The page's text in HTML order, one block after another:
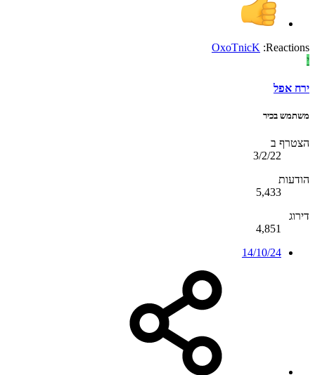
Reactions:
OxoTnicK
י
ירח אפל
משתמש בכיר
הצטרף ב
3/2/22
הודעות
5,433
דירוג
4,851
14/10/24